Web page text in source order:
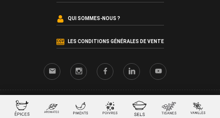
QUI SOMMES-NOUS ?
LES CONDITIONS GÉNÉRALES DE VENTE
© 2026 SacreFrancais.fr créé avec parLa chose verte